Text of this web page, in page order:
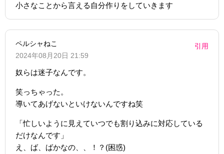
小さなことから言える自分作りをしていきます
ペルシャねこ
2024年08月20日 21:59
引用
奴らは迷子なんです。
笑っちゃった。
導いてあげないといけないんですね笑
「忙しいように見えていつでも割り込みに対応している
だけなんです」
え、ば、ばかなの、、！？(困惑)